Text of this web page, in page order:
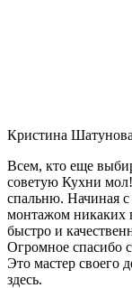
Кристина Шатунова
Всем, кто еще
советую Кухни
спальню. Начиная с
монтажом никаких
быстро и
Огромное спасибо
Это мастер своего
здесь.